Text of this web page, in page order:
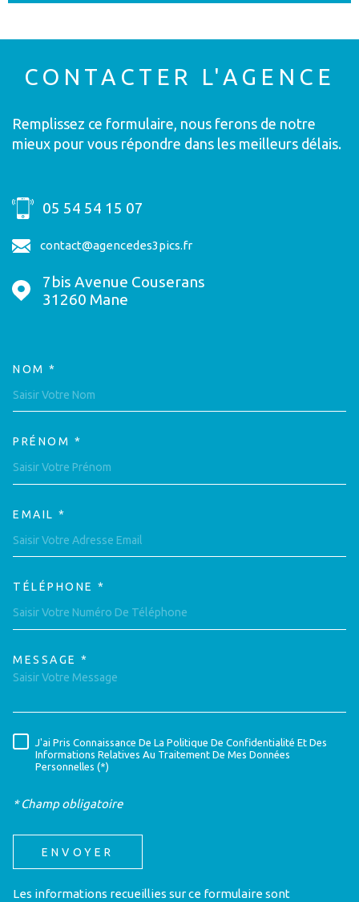
CONTACTER L'AGENCE
Remplissez ce formulaire, nous ferons de notre
mieux pour vous répondre dans les meilleurs délais.
05 54 54 15 07
contact@agencedes3pics.fr
7bis Avenue Couserans
31260
Mane
NOM *
PRÉNOM *
EMAIL *
TÉLÉPHONE *
MESSAGE *
RÈGLEMENTATION
J'ai Pris Connaissance De La Politique De Confidentialité Et Des
Informations Relatives Au Traitement De Mes Données
Personnelles (*)
* Champ obligatoire
ENVOYER
Les informations recueillies sur ce formulaire sont